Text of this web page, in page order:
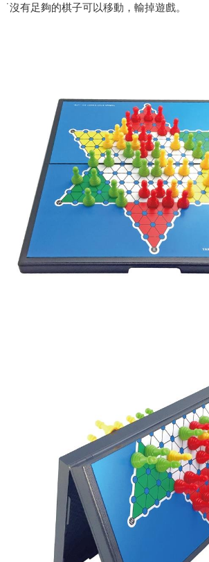
˙沒有足夠的棋子可以移動，輸掉遊戲。